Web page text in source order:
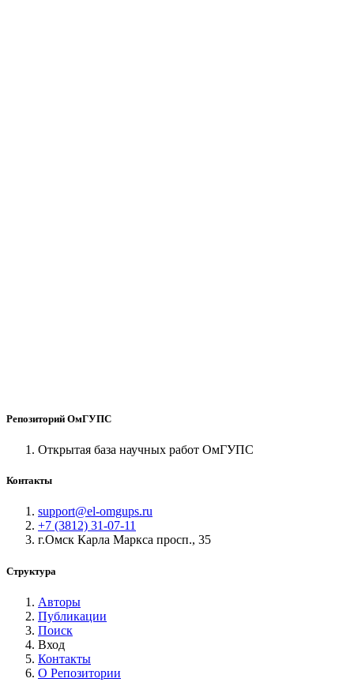
Репозиторий ОмГУПС
Открытая база научных работ ОмГУПС
Контакты
support@el-omgups.ru
+7 (3812) 31-07-11
г.Омск Карла Маркса просп., 35
Структура
Авторы
Публикации
Поиск
Вход
Контакты
О Репозитории